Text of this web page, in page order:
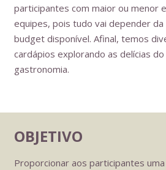
participantes com maior ou menor
equipes, pois tudo vai depender da
budget disponível. Afinal, temos
cardápios explorando as delícias
gastronomia.
OBJETIVO
Proporcionar aos participantes